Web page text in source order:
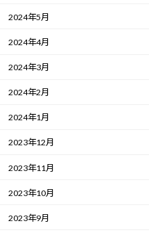
2024年5月
2024年4月
2024年3月
2024年2月
2024年1月
2023年12月
2023年11月
2023年10月
2023年9月